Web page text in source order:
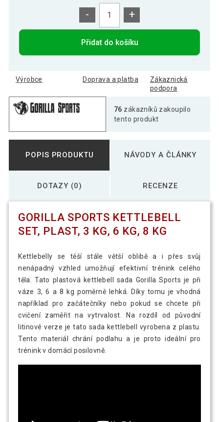
- +
Přidat do košíku
Výrobce Doprava a platba
Zákaznická
podpora
76 zákazníků zakoupilo
tento produkt
POPIS PRODUKTU NÁVODY A ČLÁNKY
DOTAZY (0) RECENZE
GORILLA SPORTS KETTLEBELL
SET, PLAST, 3 KG, 6 KG, 8 KG
Kettlebelly se těší stále větší oblibě a i přes svůj
nenápadný vzhled umožňují efektivní trénink celého
těla. Tato plastová kettlebell sada Gorilla Sports je při
váze 3, 6 a 8 kg poměrně lehká. Díky tomu je vhodná
například pro začátečníky nebo pokud se chcete při
cvičení zaměřit na vytrvalost. Na rozdíl od původní
litinové verze je tato sada kettlebell vyrobena z plastu.
Tento materiál chrání podlahu a je proto ideální pro
trénink v domácí posilovně.